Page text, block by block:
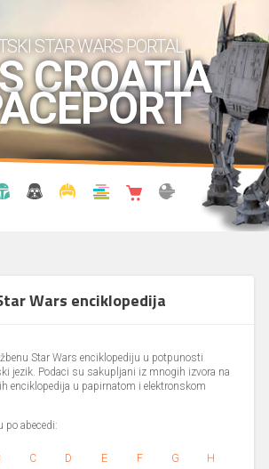
STAR WARS PORTAL
CROATIA
Wars enciklopedija
Star Wars enciklopediju u potpunosti
jezik. Podaci su sakupljani iz mnogih izvora na
enciklopedija u papirnatom i elektronskom
po abecedi:
C D E F G H